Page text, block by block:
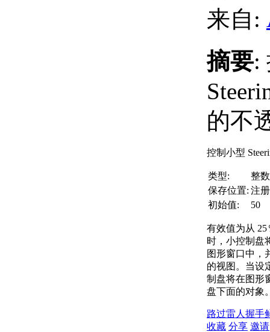
来自:
摘要:
的不
控制小型
类型:
整数
保存位置: 注
初始值:
50
有效值为从 25
时，小控制盘
图形窗口中，
的视图。当设
制盘将在图形
盘下面的对象
路过雷人 握手
收藏 分享 邀请